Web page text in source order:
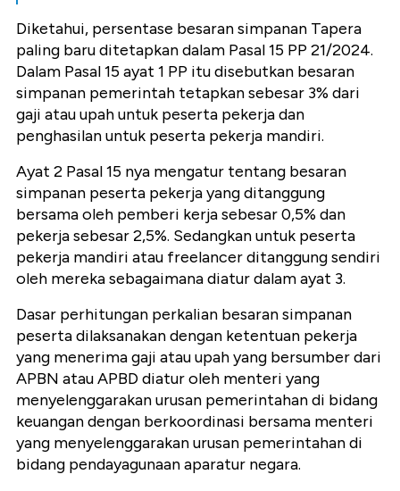
Diketahui, persentase besaran simpanan Tapera
paling baru ditetapkan dalam Pasal 15 PP 21/2024.
Dalam Pasal 15 ayat 1 PP itu disebutkan besaran
simpanan pemerintah tetapkan sebesar 3% dari
gaji atau upah untuk peserta pekerja dan
penghasilan untuk peserta pekerja mandiri.
Ayat 2 Pasal 15 nya mengatur tentang besaran
simpanan peserta pekerja yang ditanggung
bersama oleh pemberi kerja sebesar 0,5% dan
pekerja sebesar 2,5%. Sedangkan untuk peserta
pekerja mandiri atau freelancer ditanggung sendiri
oleh mereka sebagaimana diatur dalam ayat 3.
Dasar perhitungan perkalian besaran simpanan
peserta dilaksanakan dengan ketentuan pekerja
yang menerima gaji atau upah yang bersumber dari
APBN atau APBD diatur oleh menteri yang
menyelenggarakan urusan pemerintahan di bidang
keuangan dengan berkoordinasi bersama menteri
yang menyelenggarakan urusan pemerintahan di
bidang pendayagunaan aparatur negara.